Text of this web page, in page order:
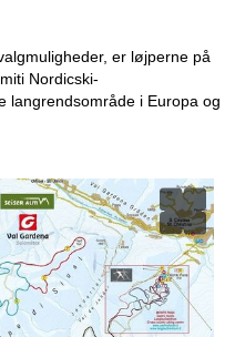
er løjperne på
Nordicski-
langrendsområde i Europa og